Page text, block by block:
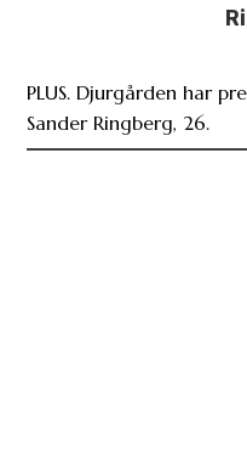
PLUS. Djurgården har
Sander Ringberg, 26.